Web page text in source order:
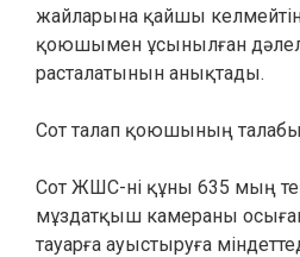
жайларына қайшы
қоюшымен ұсынылған
расталатынын анықтады.
Сот талап қоюшының
Сот ЖШС-ні құны 635 мың
мұздатқыш камераны
тауарға ауыстыруға